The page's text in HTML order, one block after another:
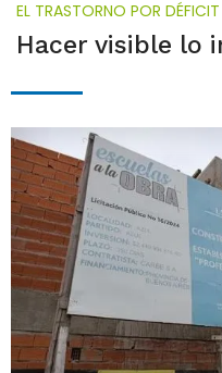
EL TRASTORNO POR
Hacer visible lo